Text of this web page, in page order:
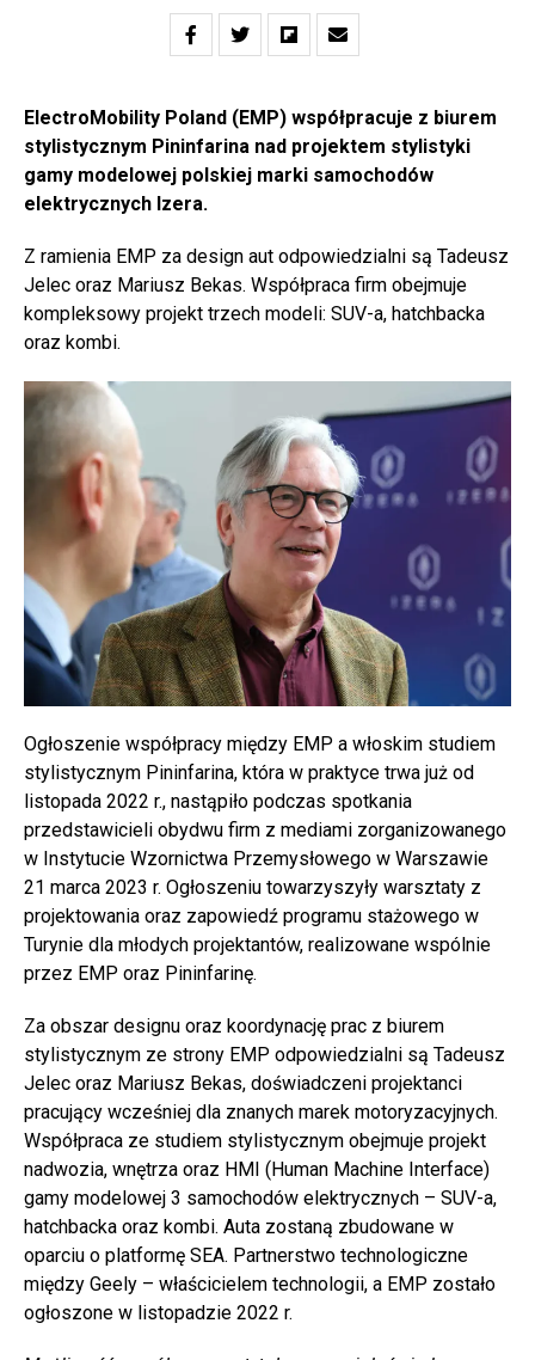
ElectroMobility Poland (EMP) współpracuje z biurem
stylistycznym Pininfarina nad projektem stylistyki
gamy modelowej polskiej marki samochodów
elektrycznych Izera.
Z ramienia EMP za design aut odpowiedzialni są Tadeusz
Jelec oraz Mariusz Bekas. Współpraca firm obejmuje
kompleksowy projekt trzech modeli: SUV-a, hatchbacka
oraz kombi.
Ogłoszenie współpracy między EMP a włoskim studiem
stylistycznym Pininfarina, która w praktyce trwa już od
listopada 2022 r., nastąpiło podczas spotkania
przedstawicieli obydwu firm z mediami zorganizowanego
w Instytucie Wzornictwa Przemysłowego w Warszawie
21 marca 2023 r. Ogłoszeniu towarzyszyły warsztaty z
projektowania oraz zapowiedź programu stażowego w
Turynie dla młodych projektantów, realizowane wspólnie
przez EMP oraz Pininfarinę.
Za obszar designu oraz koordynację prac z biurem
stylistycznym ze strony EMP odpowiedzialni są Tadeusz
Jelec oraz Mariusz Bekas, doświadczeni projektanci
pracujący wcześniej dla znanych marek motoryzacyjnych.
Współpraca ze studiem stylistycznym obejmuje projekt
nadwozia, wnętrza oraz HMI (Human Machine Interface)
gamy modelowej 3 samochodów elektrycznych – SUV-a,
hatchbacka oraz kombi. Auta zostaną zbudowane w
oparciu o platformę SEA. Partnerstwo technologiczne
między Geely – właścicielem technologii, a EMP zostało
ogłoszone w listopadzie 2022 r.